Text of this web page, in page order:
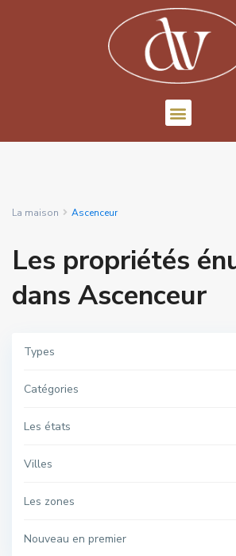
La maison Ascenceur
Les propriétés
dans Ascenceur
Types
Catégories
Les états
Villes
Les zones
Nouveau en premier